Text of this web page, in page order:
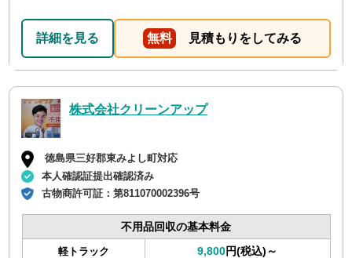
詳細を見る 無料 見積もりをしてみる
株式会社クリーンアップ
徳島県三好郡東みよし町対応
本人確認証提出確認済み
古物商許可証：第811070002396号
不用品回収の基本料金
軽トラック 9,800円(税込)～